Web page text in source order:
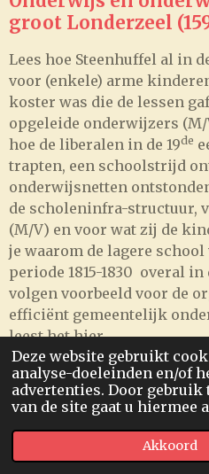
Deze website gebruikt
analyse-doeleinden en/of
advertenties. Door gebruik
van de site gaat u hiermee
Akkoord
groot Londerzeel
Lees hoe Steenhuffel al in
voor (enkele) arme
koster was die de lessen
opgeleide onderwijzers
hoe de liberalen in de 19de
trapten, een schoolstrijd
onderwijsnetten
de scholeninfra-structuur,
(M/V) en voor wat zij de
je waarom de lagere
periode 1815-1830 overal
volgen voorbeeld voor de
efficiënt gemeentelijk
leest het hier.
Gedrukt, harde kaft
A4
Gezondheidszorg in
Malderen en